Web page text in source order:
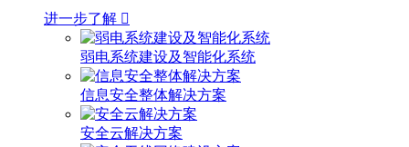
进一步了解 
弱电系统建设及智能化系统
信息安全整体解决方案
安全云解决方案